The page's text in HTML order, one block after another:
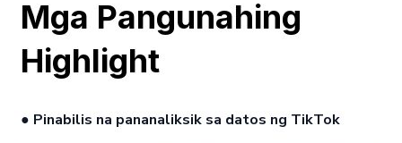
Mga Pangunahing
Highlight
● Pinabilis na pananaliksik sa datos ng TikTok